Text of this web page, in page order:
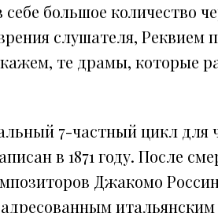
себе большое количество
слушателя, Реквием
те драмы, которые
7-частный цикл для
в 1871 году. После
Джакомо